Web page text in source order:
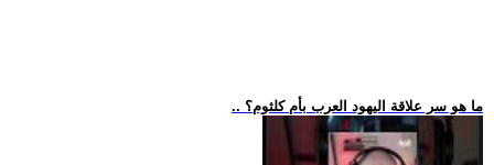
.. ما هو سر علاقة اليهود العرب بأم كلثوم؟